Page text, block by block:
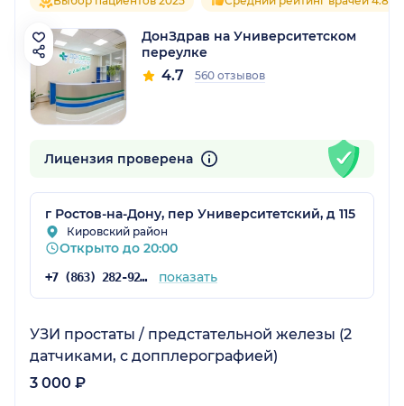
ДонЗдрав на Университетском
переулке
4.7 560 отзывов
Лицензия проверена
г Ростов-на-Дону, пер Университетский, д 115
Кировский район
Открыто до 20:00
+7 (863) 282-92-97 показать
УЗИ простаты / предстательной железы (2
датчиками, с допплерографией)
3 000 ₽